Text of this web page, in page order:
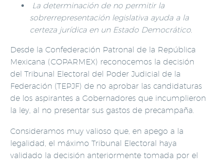
La determinación de no permitir la
sobrerrepresentación legislativa ayuda a la
certeza jurídica en un Estado Democrático.
Desde la Confederación Patronal de la República
Mexicana (COPARMEX) reconocemos la decisión
del Tribunal Electoral del Poder Judicial de la
Federación (TEPJF) de no aprobar las candidaturas
de los aspirantes a Gobernadores que incumplieron
la ley, al no presentar sus gastos de precampaña.
Consideramos muy valioso que, en apego a la
legalidad, el máximo Tribunal Electoral haya
validado la decisión anteriormente tomada por el